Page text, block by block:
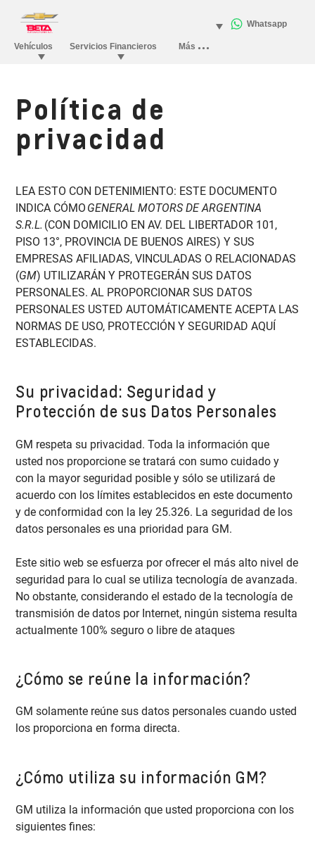
Política de
privacidad
LEA ESTO CON DETENIMIENTO: ESTE DOCUMENTO
INDICA CÓMO GENERAL MOTORS DE ARGENTINA
S.R.L. (CON DOMICILIO EN AV. DEL LIBERTADOR 101,
PISO 13°, PROVINCIA DE BUENOS AIRES) Y SUS
EMPRESAS AFILIADAS, VINCULADAS O RELACIONADAS
(GM) UTILIZARÁN Y PROTEGERÁN SUS DATOS
PERSONALES. AL PROPORCIONAR SUS DATOS
PERSONALES USTED AUTOMÁTICAMENTE ACEPTA LAS
NORMAS DE USO, PROTECCIÓN Y SEGURIDAD AQUÍ
ESTABLECIDAS.
Su privacidad: Seguridad y
Protección de sus Datos Personales
GM respeta su privacidad. Toda la información que
usted nos proporcione se tratará con sumo cuidado y
con la mayor seguridad posible y sólo se utilizará de
acuerdo con los límites establecidos en este documento
y de conformidad con la ley 25.326. La seguridad de los
datos personales es una prioridad para GM.
Este sitio web se esfuerza por ofrecer el más alto nivel de
seguridad para lo cual se utiliza tecnología de avanzada.
No obstante, considerando el estado de la tecnología de
transmisión de datos por Internet, ningún sistema resulta
actualmente 100% seguro o libre de ataques
¿Cómo se reúne la información?
GM solamente reúne sus datos personales cuando usted
los proporciona en forma directa.
¿Cómo utiliza su información GM?
GM utiliza la información que usted proporciona con los
siguientes fines: